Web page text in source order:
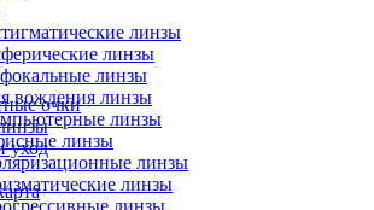
очки
уход
линзы
линзы
линзы
вождения линзы
линзы
линзы
линзы
линзы
линзы